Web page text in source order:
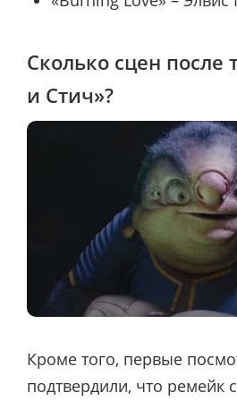
Сколько сцен после
и Стич»?
Кроме того, первые
подтвердили, что ремейк